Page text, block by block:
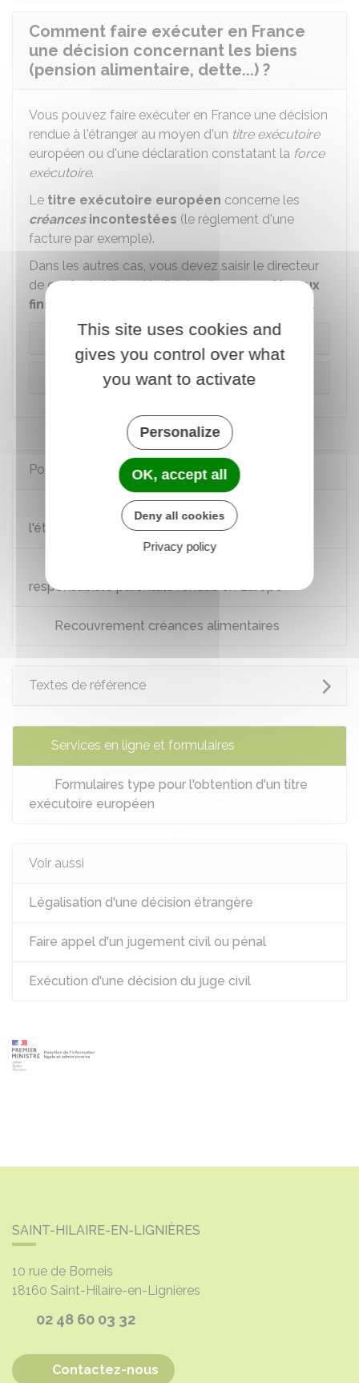
Comment faire exécuter en France
une décision concernant les biens
(pension alimentaire, dette...) ?
Vous pouvez faire exécuter en France une décision
rendue à l'étranger au moyen d'un titre exécutoire
européen ou d'une déclaration constatant la force
exécutoire.
Le titre exécutoire européen concerne les
créancesincontestées (le règlement d'une
facture par exemple).
Dans les autres cas, vous devez saisir le directeur
de greffe du tribunal judiciaire d'unerequête aux
fins de constatation de la force exécutoire .
Titre exécutoire européen
Déclaration constatant la force exécutoire
Pour en savoir plus
Faire reconnaître un divorce prononcé à
l'étranger
responsabilité parentale rendus en Europe
Recouvrement créances alimentaires
Textes de référence
Services en ligne et formulaires
Formulaires type pour l'obtention d'un titre
exécutoire européen
Voir aussi
Légalisation d'une décision étrangère
Faire appel d'un jugement civil ou pénal
Exécution d'une décision du juge civil
SAINT-HILAIRE-EN-LIGNIÈRES
10 rue de Borneis
18160 Saint-Hilaire-en-Lignières
02 48 60 03 32
Contactez-nous
This site uses cookies and
gives you control over what
you want to activate
Personalize
OK, accept all
Deny all cookies
Privacy policy